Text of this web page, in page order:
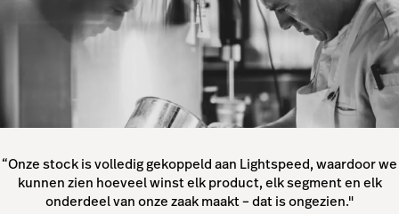
“Onze stock is volledig gekoppeld aan Lightspeed, waardoor we
kunnen zien hoeveel winst elk product, elk segment en elk
onderdeel van onze zaak maakt – dat is ongezien."